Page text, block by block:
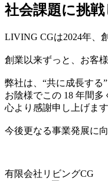
社会課題に挑戦
LIVING CGは2024年、
創業以来ずっと、お客
弊社は、“共に成長する
お陰様でこの 18 年間多
心より感謝申し上げます
今後更なる事業発展に
有限会社リビングCG